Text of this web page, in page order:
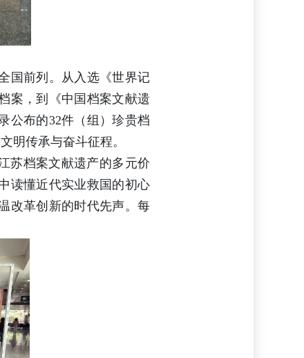
国前列。从入选《世界记
案，到《中国档案文献遗
公布的32件（组）珍贵档
明传承与奋斗征程。
苏档案文献遗产的多元价
读懂近代实业救国的初心
改革创新的时代先声。每